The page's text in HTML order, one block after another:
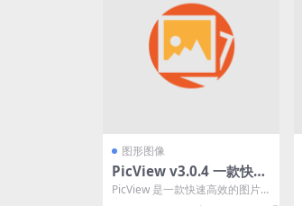
图形图像
PicView v3.0.4 一款快速
高效的图片查看器绿色版
PicView 是一款快速高效的图片